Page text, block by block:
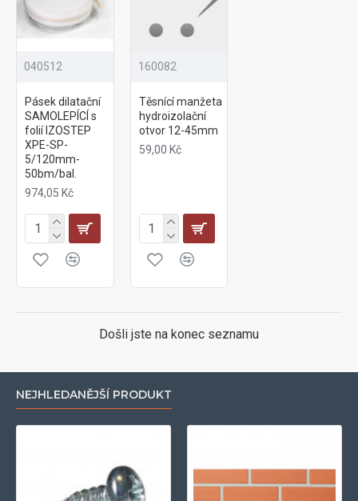
040512
Pásek dilatační
SAMOLEPÍCÍ s
folií IZOSTEP
XPE-SP-
5/120mm-
50bm/bal.
974,05 Kč
160082
Těsnící manžeta
hydroizolační
otvor 12-45mm
59,00 Kč
Došli jste na konec seznamu
NEJHLEDANĚJŠÍ PRODUKT